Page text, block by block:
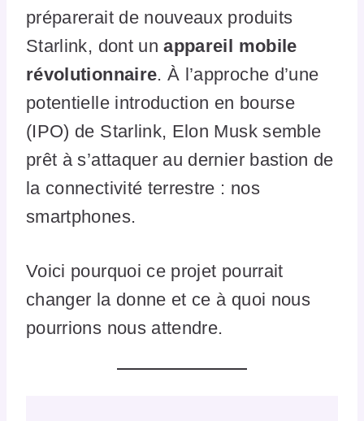
préparerait de nouveaux produits
Starlink, dont unappareil mobile
révolutionnaire. À l’approche d’une
potentielle introduction en bourse
(IPO) de Starlink, Elon Musk semble
prêt à s’attaquer au dernier bastion de
la connectivité terrestre : nos
smartphones.
Voici pourquoi ce projet pourrait
changer la donne et ce à quoi nous
pourrions nous attendre.